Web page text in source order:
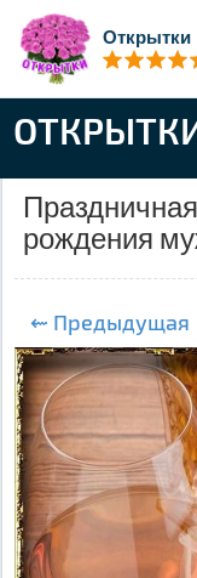
Открытки
рождения
⇜ Предыдущая